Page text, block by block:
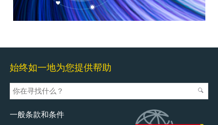
始终如一地为您提供帮助
一般条款和条件